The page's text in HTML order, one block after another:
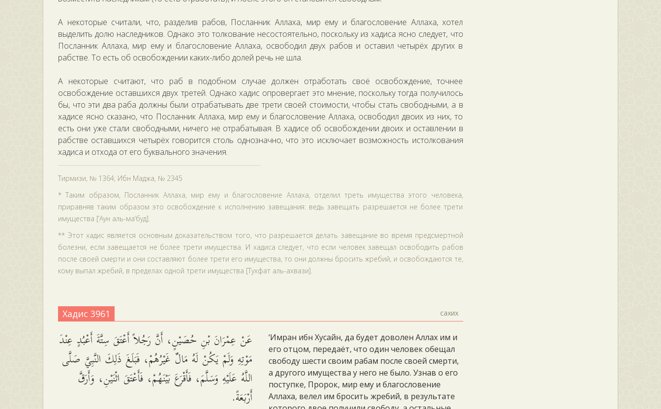
А некоторые считали, что, разделив рабов, Посланник Аллаха, мир ему и благословение Аллаха, хотел
выделить долю наследников. Однако это толкование несостоятельно, поскольку из хадиса ясно следует, что
Посланник Аллаха, мир ему и благословение Аллаха, освободил двух рабов и оставил четырёх других в
рабстве. То есть об освобождении каких-либо долей речь не шла.
А некоторые считают, что раб в подобном случае должен отработать своё освобождение, точнее
освобождение оставшихся двух третей. Однако хадис опровергает это мнение, поскольку тогда получилось
бы, что эти два раба должны были отрабатывать две трети своей стоимости, чтобы стать свободными, а в
хадисе ясно сказано, что Посланник Аллаха, мир ему и благословение Аллаха, освободил двоих из них, то
есть они уже стали свободными, ничего не отрабатывая. В хадисе об освобождении двоих и оставлении в
рабстве оставшихся четырёх говорится столь однозначно, что это исключает возможность истолкования
хадиса и отхода от его буквального значения.
Тирмизи, № 1364; Ибн Маджа, № 2345
* Таким образом, Посланник Аллаха, мир ему и благословение Аллаха, отделил треть имущества этого человека,
приравняв таким образом это освобождение к исполнению завещания: ведь завещать разрешается не более трети
имущества [‘Аун аль-ма‘буд].
** Этот хадис является основным доказательством того, что разрешается делать завещание во время предсмертной
болезни, если завещается не более трети имущества. И хадиса следует, что если человек завещал освободить рабов
после своей смерти и они составляют более трети его имущества, то они должны бросить жребий, и освобождаются те,
кому выпал жребий, в пределах одной трети имущества [Тухфат аль-ахвази].
Хадис 3961 сахих
عَنْ عِمْرَانَ بْنِ حُصَيْنٍ، أَنَّ رَجُلاً أَعْتَقَ سِتَّةَ أَعْبُدٍ عِنْدَ
مَوْتِهِ وَلَمْ يَكُنْ لَهُ مَالٌ غَيْرُهُمْ، فَبَلَغَ ذَلِكَ النَّبِيَّ صَلَّى
اللَّهُ عَلَيْهِ وَسَلَّمَ، فَأَقْرَعَ بَيْنَهُمْ، فَأَعْتَقَ اثْنَيْنِ، وَأَرَقَّ
أَرْبَعَةً.
‘Имран ибн Хусайн, да будет доволен Аллах им и
его отцом, передаёт, что один человек обещал
свободу шести своим рабам после своей смерти,
а другого имущества у него не было. Узнав о его
поступке, Пророк, мир ему и благословение
Аллаха, велел им бросить жребий, в результате